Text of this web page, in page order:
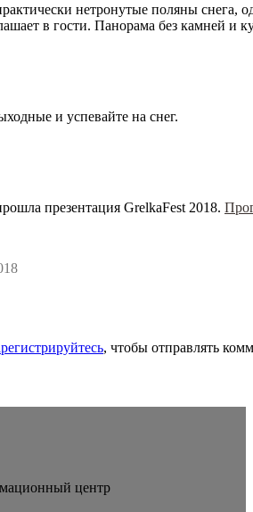
нетронутые поляны снега,
в гости. Панорама без камней и
и успевайте на снег.
презентация GrelkaFest 2018.
, чтобы отправлять
центр